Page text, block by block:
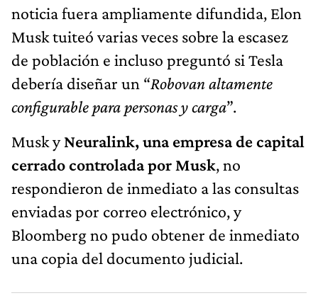
noticia fuera ampliamente difundida, Elon
Musk tuiteó varias veces sobre la escasez
de población e incluso preguntó si Tesla
debería diseñar un “Robovan altamente
configurable para personas y carga”.
Musk yNeuralink, una empresa de capital
cerrado controlada por Musk, no
respondieron de inmediato a las consultas
enviadas por correo electrónico, y
Bloomberg no pudo obtener de inmediato
una copia del documento judicial.